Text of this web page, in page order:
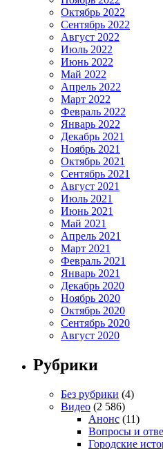
Октябрь 2022
Сентябрь 2022
Август 2022
Июль 2022
Июнь 2022
Май 2022
Апрель 2022
Март 2022
Февраль 2022
Январь 2022
Декабрь 2021
Ноябрь 2021
Октябрь 2021
Сентябрь 2021
Август 2021
Июль 2021
Июнь 2021
Май 2021
Апрель 2021
Март 2021
Февраль 2021
Январь 2021
Декабрь 2020
Ноябрь 2020
Октябрь 2020
Сентябрь 2020
Август 2020
Рубрики
Без рубрики (4)
Видео (2 586)
Анонс (11)
Вопросы и
Городские